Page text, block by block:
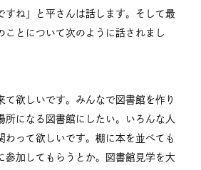
すね」と平さんは話します。そして最
ことについて次のように話されまし
て欲しいです。みんなで図書館を作り
所になる図書館にしたい。いろんな人
わって欲しいです。棚に本を並べても
参加してもらうとか。図書館見学を大